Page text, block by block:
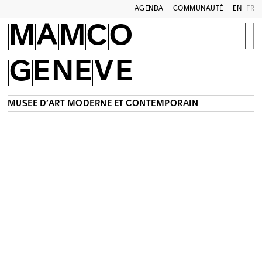
AGENDA COMMUNAUTÉ EN FR
MAMCO
GENEVE
MUSÉE D’ART MODERNE ET CONTEMPORAIN